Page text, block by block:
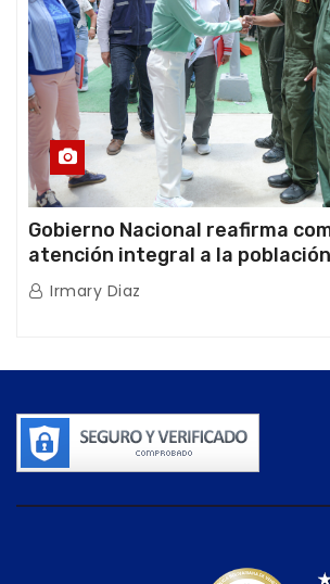
Gobierno Nacional reafirma
atención integral a la
tras doblete sísmico
Irmary Diaz